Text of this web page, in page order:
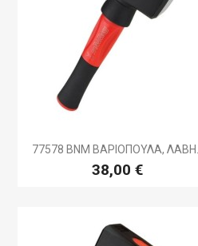
Γρήγορη προβολή
77578 BNM ΒΑΡΙΟΠΟΥΛΑ, ΛΑΒΗ...
38,00 €